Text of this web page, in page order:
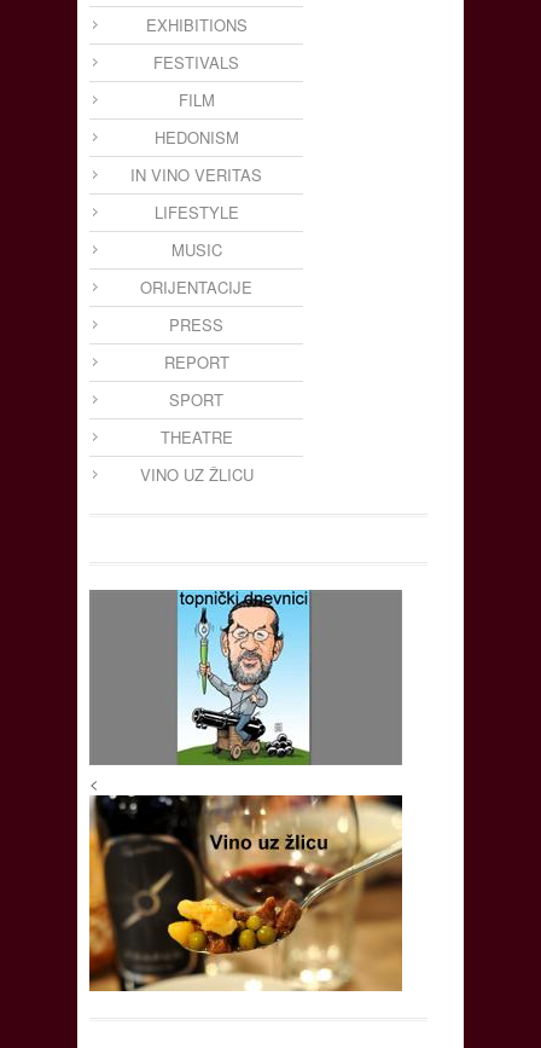
EXHIBITIONS
FESTIVALS
FILM
HEDONISM
IN VINO VERITAS
LIFESTYLE
MUSIC
ORIJENTACIJE
PRESS
REPORT
SPORT
THEATRE
VINO UZ ŽLICU
<